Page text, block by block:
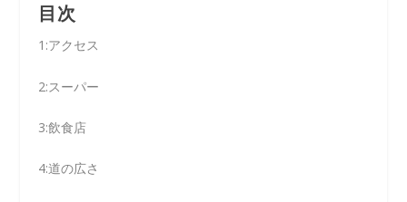
目次
1:アクセス
2:スーパー
3:飲食店
4:道の広さ